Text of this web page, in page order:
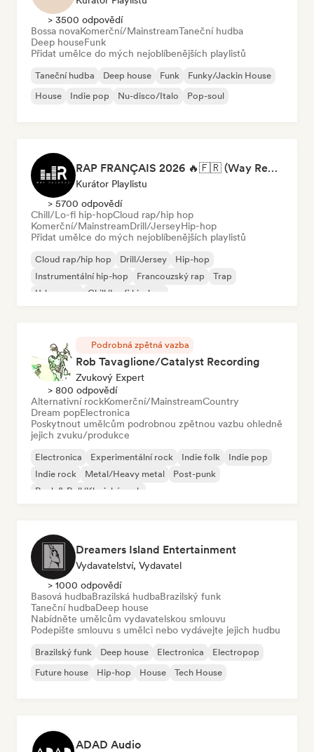
> 3500 odpovědí
Bossa novaKomerční/MainstreamTaneční hudba
Deep houseFunk
Přidat umělce do mých nejoblíbenějších playlistů
Taneční hudba Deep house Funk
Funky/Jackin House
House
Indie pop Nu-disco/Italo Pop-soul
RAP FRANÇAIS 2026 🔥🇫🇷 (Way Records)
Kurátor Playlistu
> 5700 odpovědí
Chill/Lo-fi hip-hopCloud rap/hip hop
Komerční/MainstreamDrill/JerseyHip-hop
Přidat umělce do mých nejoblíbenějších playlistů
Cloud rap/hip hop Drill/Jersey
Hip-hop
Instrumentální hip-hop
Francouzský rap
Trap
Urban pop
Chill/Lo-fi hip-hop
Podrobná zpětná vazba
Rob Tavaglione/Catalyst Recording
Zvukový Expert
> 800 odpovědí
Alternativní rockKomerční/MainstreamCountry
Dream popElectronica
Poskytnout umělcům podrobnou zpětnou vazbu ohledně
jejich zvuku/produkce
Electronica Experimentální rock Indie folk
Indie pop
Indie rock
Metal/Heavy metal
Post-punk
Rock & Roll/Klasický rock
Dreamers Island Entertainment
Vydavatelství, Vydavatel
> 1000 odpovědí
Basová hudbaBrazilská hudbaBrazilský funk
Taneční hudbaDeep house
Nabídněte umělcům vydavatelskou smlouvu
Podepište smlouvu s umělci nebo vydávejte jejich hudbu
Brazilský funk Deep house Electronica
Electropop
Future house
Hip-hop House Tech House
ADAD Audio